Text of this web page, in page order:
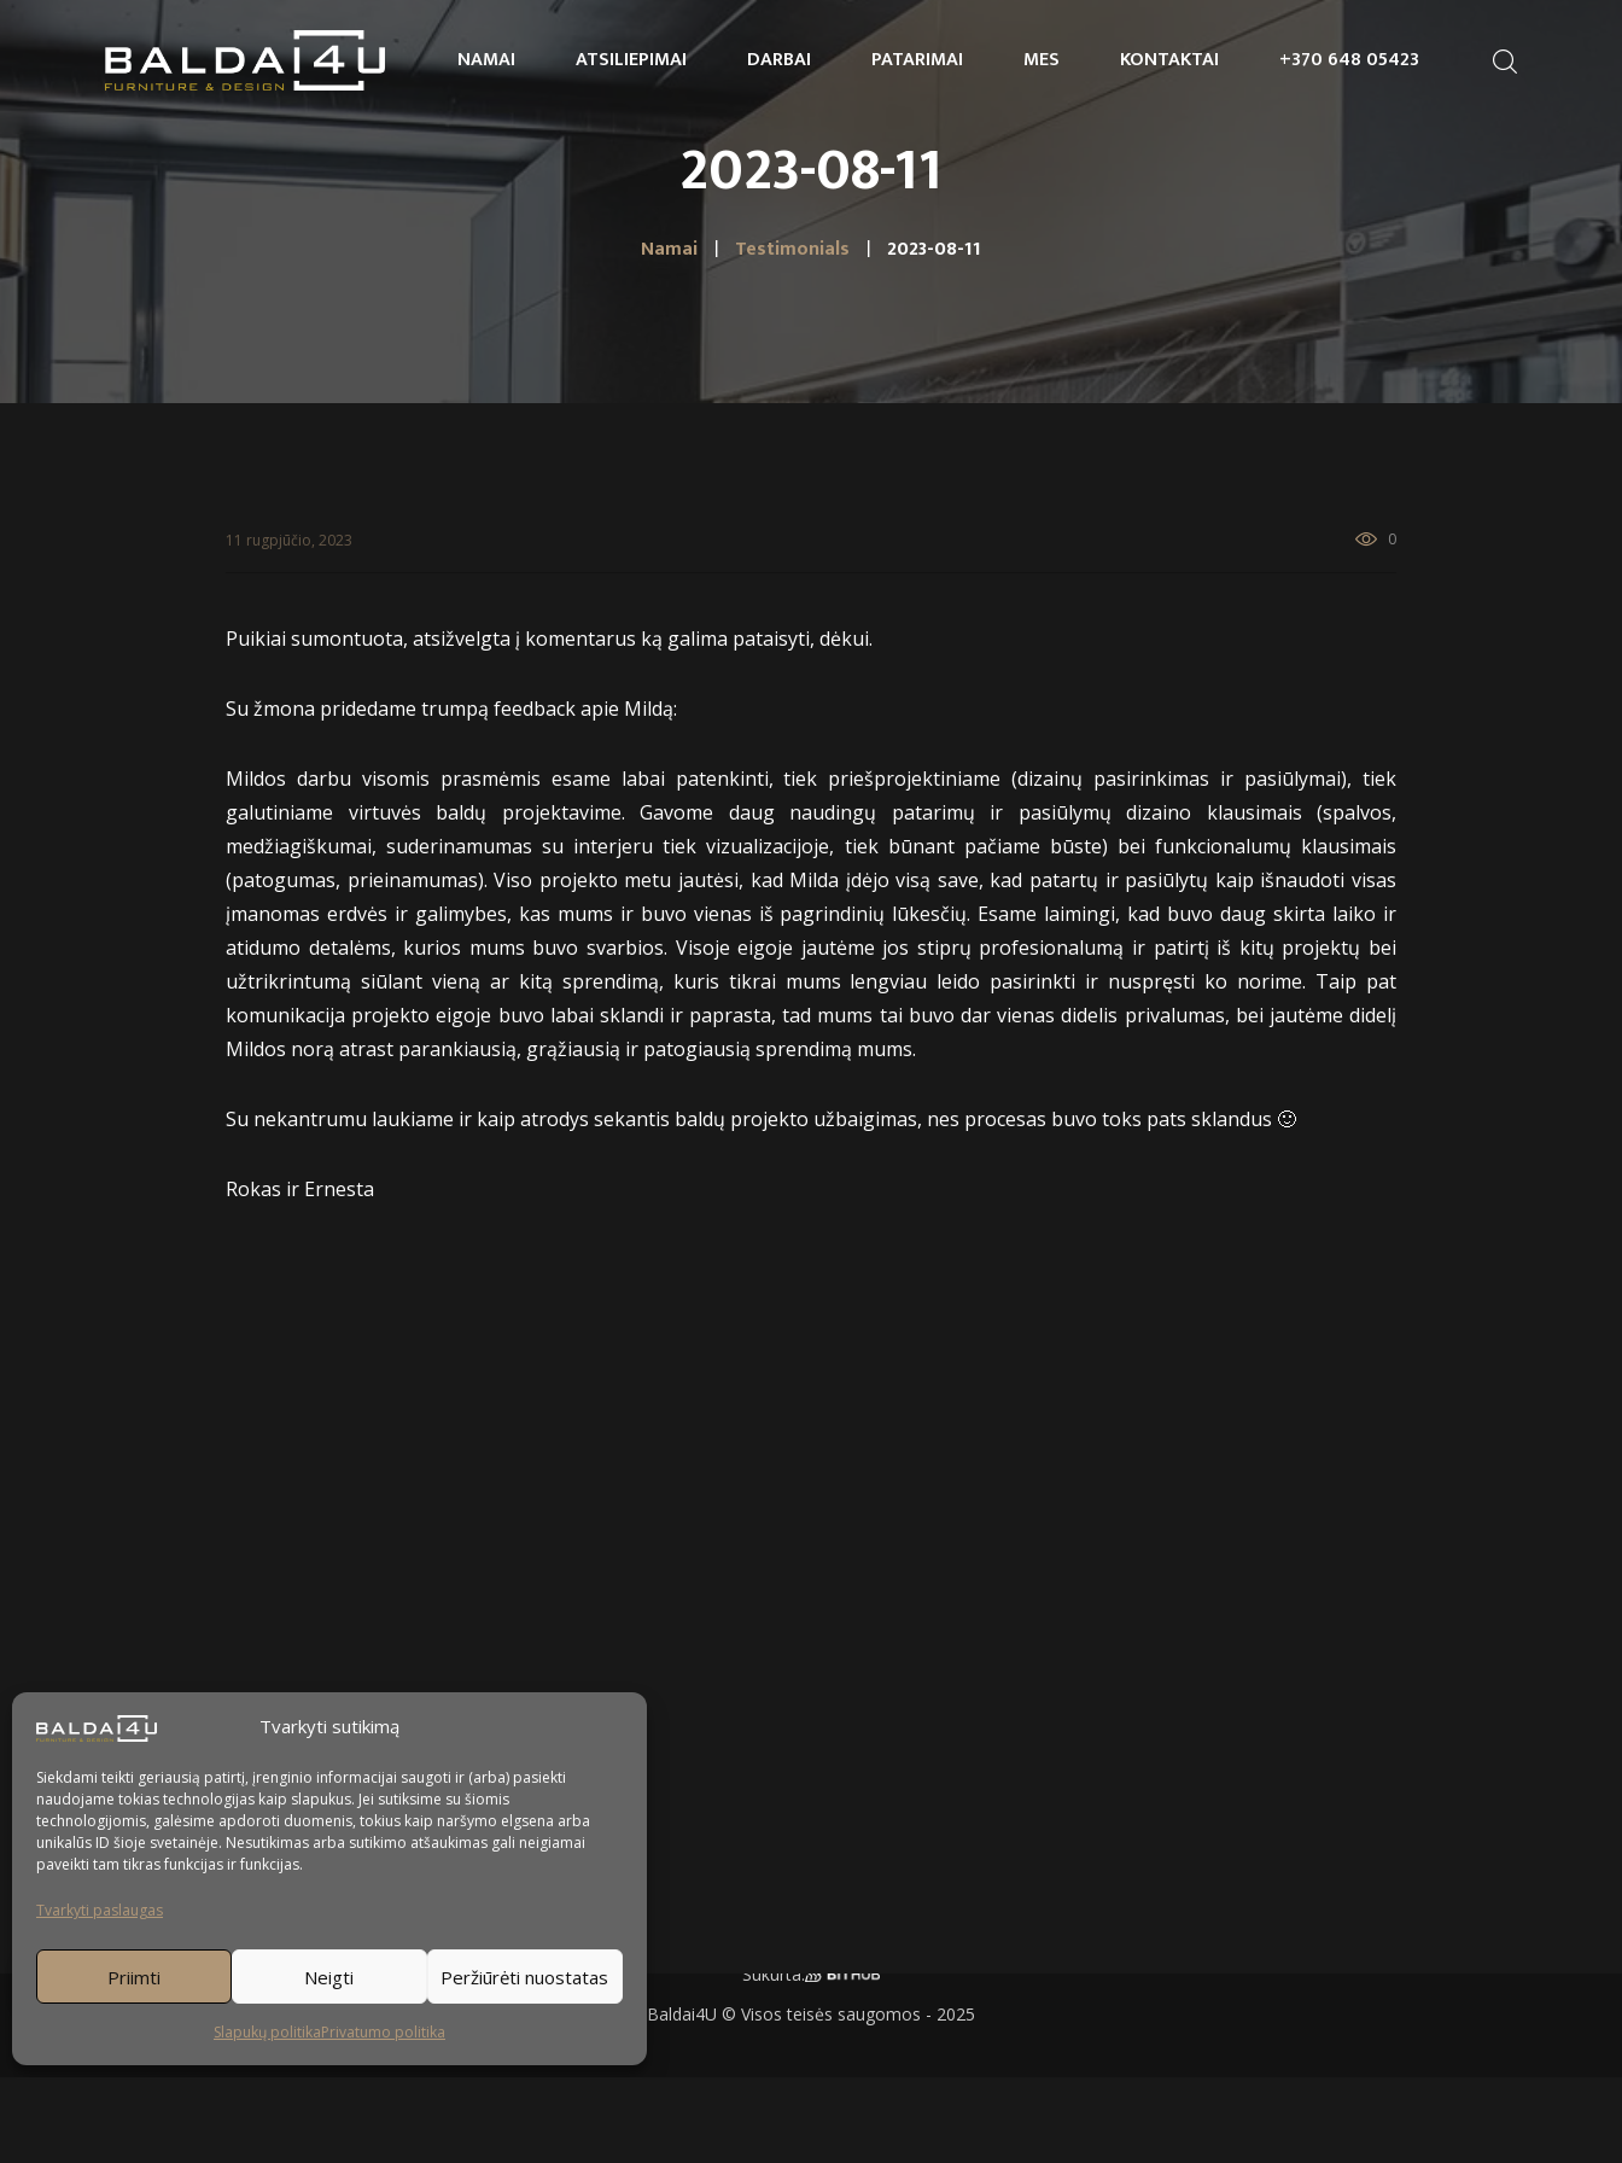
Tvarkyti sutikimą
Siekdami teikti geriausią patirtį, įrenginio informacijai saugoti ir (arba) pasiekti
naudojame tokias technologijas kaip slapukus. Jei sutiksime su šiomis
technologijomis, galėsime apdoroti duomenis, tokius kaip naršymo elgsena arba
unikalūs ID šioje svetainėje. Nesutikimas arba sutikimo atšaukimas gali neigiamai
paveikti tam tikras funkcijas ir funkcijas.
Tvarkyti paslaugas
Priimti Neigti Peržiūrėti nuostatas
Slapukų politikaPrivatumo politika
NAMAI ATSILIEPIMAI DARBAI PATARIMAI MES KONTAKTAI +370 648 05423
2023-08-11
Namai Testimonials 2023-08-11
11 rugpjūčio, 2023 0
Puikiai sumontuota, atsižvelgta į komentarus ką galima pataisyti, dėkui.
Su žmona pridedame trumpą feedback apie Mildą:
Mildos darbu visomis prasmėmis esame labai patenkinti, tiek priešprojektiniame (dizainų pasirinkimas ir pasiūlymai), tiek
galutiniame virtuvės baldų projektavime. Gavome daug naudingų patarimų ir pasiūlymų dizaino klausimais (spalvos,
medžiagiškumai, suderinamumas su interjeru tiek vizualizacijoje, tiek būnant pačiame būste) bei funkcionalumų klausimais
(patogumas, prieinamumas). Viso projekto metu jautėsi, kad Milda įdėjo visą save, kad patartų ir pasiūlytų kaip išnaudoti visas
įmanomas erdvės ir galimybes, kas mums ir buvo vienas iš pagrindinių lūkesčių. Esame laimingi, kad buvo daug skirta laiko ir
atidumo detalėms, kurios mums buvo svarbios. Visoje eigoje jautėme jos stiprų profesionalumą ir patirtį iš kitų projektų bei
užtrikrintumą siūlant vieną ar kitą sprendimą, kuris tikrai mums lengviau leido pasirinkti ir nuspręsti ko norime. Taip pat
komunikacija projekto eigoje buvo labai sklandi ir paprasta, tad mums tai buvo dar vienas didelis privalumas, bei jautėme didelį
Mildos norą atrast parankiausią, grąžiausią ir patogiausią sprendimą mums.
Su nekantrumu laukiame ir kaip atrodys sekantis baldų projekto užbaigimas, nes procesas buvo toks pats sklandus 🙂
Rokas ir Ernesta
Privatumo politika
Slapukų politika
Sukurta:
Baldai4U © Visos teisės saugomos - 2025